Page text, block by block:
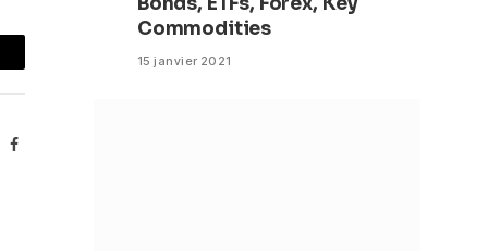
Facebook
Commodities
15 janvier 2021